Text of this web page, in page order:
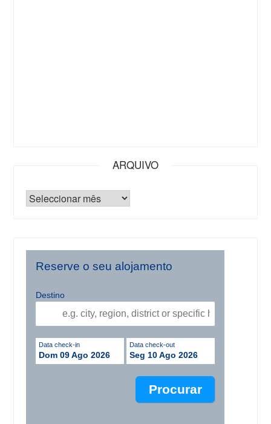
ARQUIVO
Reserve o seu alojamento
Destino
Data check-in
Dom 09 Ago 2026
Data check-out
Seg 10 Ago 2026